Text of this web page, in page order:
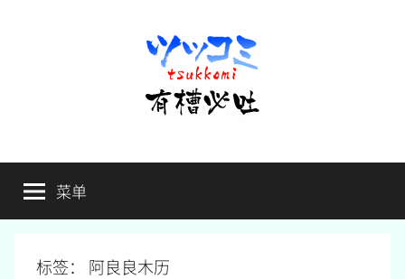
有
槽
必
槽，
毋
菜单
标签： 阿良良木历